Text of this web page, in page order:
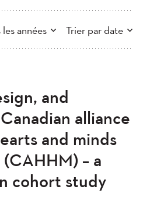
années Trier par date
2016
2015
2012
2008
2005
ancien
récent
Appliquer
and
alliance
and minds
– a
cohort study